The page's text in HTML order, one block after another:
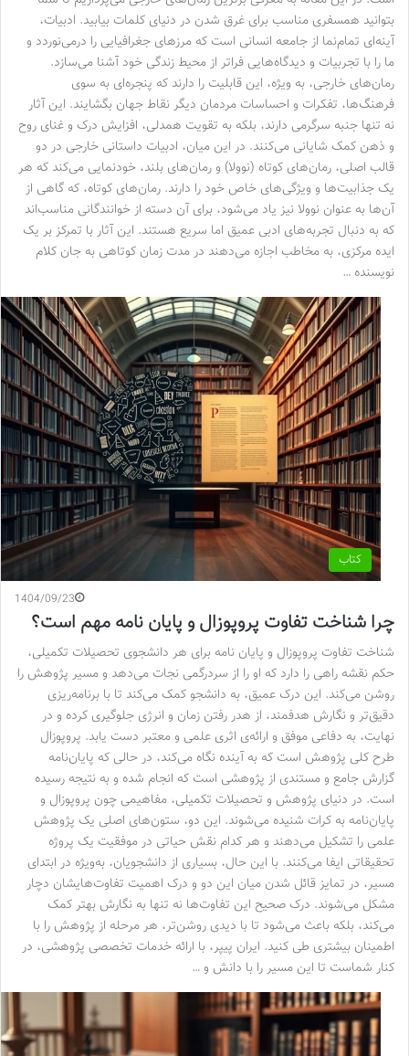
بتوانید همسفری مناسب برای غرق شدن در دنیای کلمات بیابید. ادبیات،
آینه‌ای تمام‌نما از جامعه انسانی است که مرزهای جغرافیایی را درمی‌نوردد و
ما را با تجربیات و دیدگاه‌هایی فراتر از محیط زندگی خود آشنا می‌سازد.
رمان‌های خارجی، به ویژه، این قابلیت را دارند که پنجره‌ای به سوی
فرهنگ‌ها، تفکرات و احساسات مردمان دیگر نقاط جهان بگشایند. این آثار
نه تنها جنبه سرگرمی دارند، بلکه به تقویت همدلی، افزایش درک و غنای روح
و ذهن کمک شایانی می‌کنند. در این میان، ادبیات داستانی خارجی در دو
قالب اصلی، رمان‌های کوتاه (نوولا) و رمان‌های بلند، خودنمایی می‌کند که هر
یک جذابیت‌ها و ویژگی‌های خاص خود را دارند. رمان‌های کوتاه، که گاهی از
آن‌ها به عنوان نوولا نیز یاد می‌شود، برای آن دسته از خوانندگانی مناسب‌اند
که به دنبال تجربه‌های ادبی عمیق اما سریع هستند. این آثار با تمرکز بر یک
ایده مرکزی، به مخاطب اجازه می‌دهند در مدت زمان کوتاهی به جان کلام
نویسنده …
کتاب
1404/09/23
چرا شناخت تفاوت پروپوزال و پایان نامه مهم است؟
شناخت تفاوت پروپوزال و پایان نامه برای هر دانشجوی تحصیلات تکمیلی،
حکم نقشه راهی را دارد که او را از سردرگمی نجات می‌دهد و مسیر پژوهش را
روشن می‌کند. این درک عمیق، به دانشجو کمک می‌کند تا با برنامه‌ریزی
دقیق‌تر و نگارش هدفمند، از هدر رفتن زمان و انرژی جلوگیری کرده و در
نهایت، به دفاعی موفق و ارائه‌ی اثری علمی و معتبر دست یابد. پروپوزال
طرح کلی پژوهش است که به آینده نگاه می‌کند، در حالی که پایان‌نامه
گزارش جامع و مستندی از پژوهشی است که انجام شده و به نتیجه رسیده
است. در دنیای پژوهش و تحصیلات تکمیلی، مفاهیمی چون پروپوزال و
پایان‌نامه به کرات شنیده می‌شوند. این دو، ستون‌های اصلی یک پژوهش
علمی را تشکیل می‌دهند و هر کدام نقش حیاتی در موفقیت یک پروژه
تحقیقاتی ایفا می‌کنند. با این حال، بسیاری از دانشجویان، به‌ویژه در ابتدای
مسیر، در تمایز قائل شدن میان این دو و درک اهمیت تفاوت‌هایشان دچار
مشکل می‌شوند. درک صحیح این تفاوت‌ها نه تنها به نگارش بهتر کمک
می‌کند، بلکه باعث می‌شود تا با دیدی روشن‌تر، هر مرحله از پژوهش را با
اطمینان بیشتری طی کنید. ایران پیپر، با ارائه خدمات تخصصی پژوهشی، در
کنار شماست تا این مسیر را با دانش و …